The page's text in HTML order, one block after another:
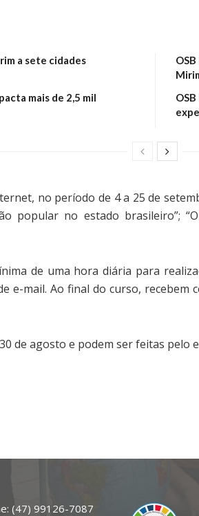
a sete cidades
mais de 2,5 mil
no período de 4 a 25 de
popular no estado brasileiro”;
de uma hora diária para
e-mail. Ao final do curso,
de agosto e podem ser feitas pelo
(47) 99126-7087